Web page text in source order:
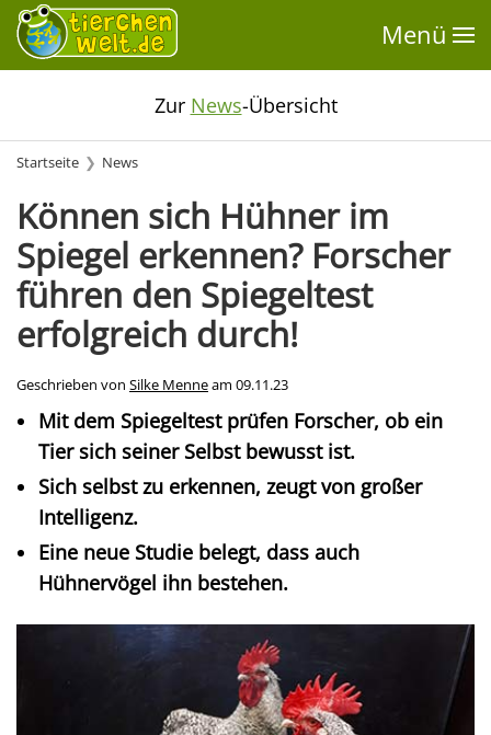
Menü
Zur News-Übersicht
Startseite News
Können sich Hühner im
Spiegel erkennen? Forscher
führen den Spiegeltest
erfolgreich durch!
Geschrieben von Silke Menneam 09.11.23
Mit dem Spiegeltest prüfen Forscher, ob ein
Tier sich seiner Selbst bewusst ist.
Sich selbst zu erkennen, zeugt von großer
Intelligenz.
Eine neue Studie belegt, dass auch
Hühnervögel ihn bestehen.